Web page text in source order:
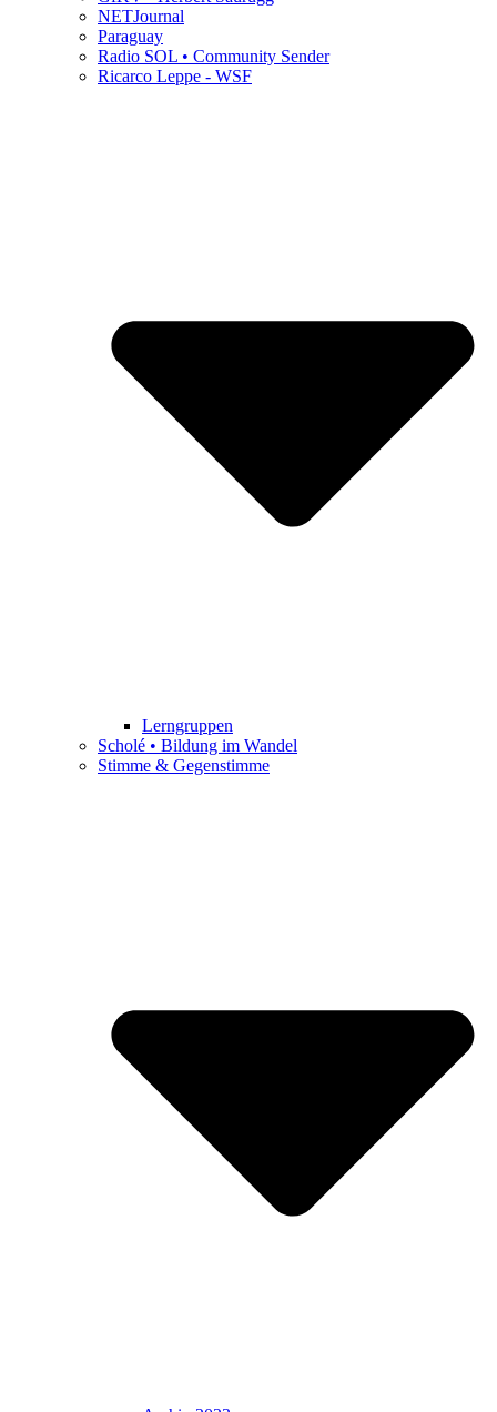
NETJournal
Paraguay
Radio SOL • Community Sender
Ricarco Leppe - WSF
Lerngruppen
Scholé • Bildung im Wandel
Stimme & Gegenstimme